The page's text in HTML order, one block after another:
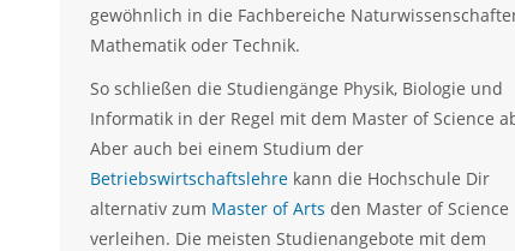
gewöhnlich in die Fachbereiche
Mathematik oder Technik.
So schließen die Studiengänge Physik, Biologie und
Informatik in der Regel mit dem Master of Science
Aber auch bei einem Studium der
Betriebswirtschaftslehre kann die Hochschule Dir
alternativ zum Master of Arts den Master of Science
verleihen. Die meisten Studienangebote mit dem